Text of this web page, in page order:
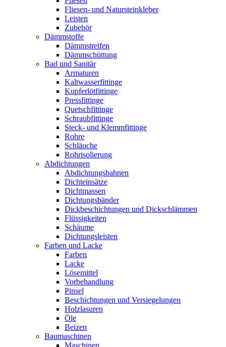
Fliesen- und Natursteinkleber
Leisten
Zubehör
Dämmstoffe
Dämmstreifen
Dämmschüttung
Bad und Sanitär
Armaturen
Kaltwasserfittinge
Kupferlötfittinge
Pressfittinge
Quetschfittinge
Schraubfittinge
Steck- und Klemmfittinge
Rohre
Schläuche
Rohrisolierung
Abdichtungen
Abdichtungsbahnen
Dichteinsätze
Dichtmassen
Dichtungsbänder
Dickbeschichtungen und Dickschlämmen
Flüssigkeiten
Schäume
Dichtungsleisten
Farben und Lacke
Farben
Lacke
Lösemittel
Vorbehandlung
Pinsel
Beschichtungen und Versiegelungen
Holzlasuren
Öle
Beizen
Baumaschinen
Maschinen